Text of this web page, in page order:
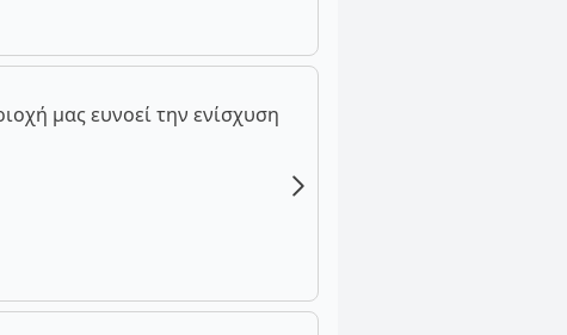
μας ευνοεί την ενίσχυση